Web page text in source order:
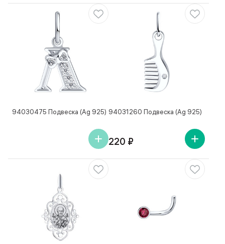
94030475 Подвеска (Ag 925) 94031260 Подвеска (Ag 925)
220 ₽